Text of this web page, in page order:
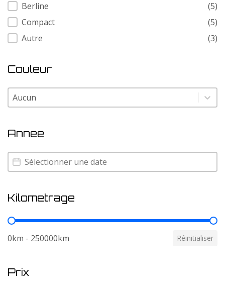
Berline
(5)
Compact
(5)
Autre
(3)
Couleur
Couleur
Couleur
Annee
Annee
Annee
Kilometrage
Kilometrage
0km - 250000km Réinitialiser
Prix